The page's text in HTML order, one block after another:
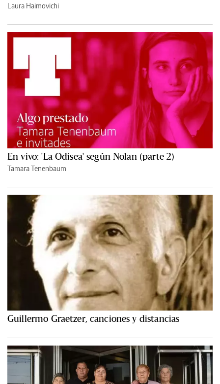
Laura Haimovichi
En vivo: 'La Odisea' según Nolan (parte 2)
Tamara Tenenbaum
Guillermo Graetzer, canciones y distancias